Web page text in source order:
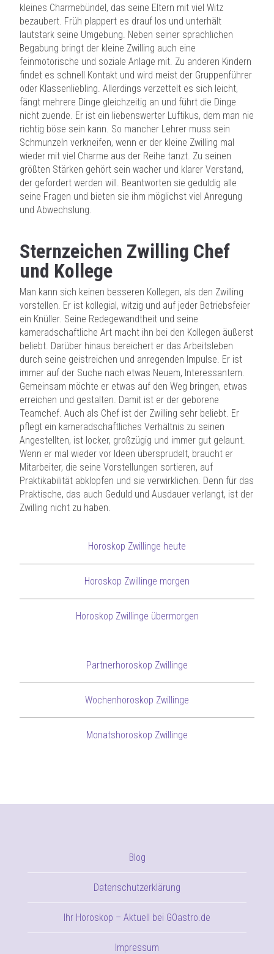
kleines Charmebündel, das seine Eltern mit viel Witz
bezaubert. Früh plappert es drauf los und unterhält
lautstark seine Umgebung. Neben seiner sprachlichen
Begabung bringt der kleine Zwilling auch eine
feinmotorische und soziale Anlage mit. Zu anderen Kindern
findet es schnell Kontakt und wird meist der Gruppenführer
oder Klassenliebling. Allerdings verzettelt es sich leicht,
fängt mehrere Dinge gleichzeitig an und führt die Dinge
nicht zuende. Er ist ein liebenswerter Luftikus, dem man nie
richtig böse sein kann. So mancher Lehrer muss sein
Schmunzeln verkneifen, wenn er der kleine Zwilling mal
wieder mit viel Charme aus der Reihe tanzt. Zu seinen
größten Stärken gehört sein wacher und klarer Verstand,
der gefordert werden will. Beantworten sie geduldig alle
seine Fragen und bieten sie ihm möglichst viel Anregung
und Abwechslung.
Sternzeichen Zwilling Chef
und Kollege
Man kann sich keinen besseren Kollegen, als den Zwilling
vorstellen. Er ist kollegial, witzig und auf jeder Betriebsfeier
ein Knüller. Seine Redegewandtheit und seine
kameradschaftliche Art macht ihn bei den Kollegen äußerst
beliebt. Darüber hinaus bereichert er das Arbeitsleben
durch seine geistreichen und anregenden Impulse. Er ist
immer auf der Suche nach etwas Neuem, Interessantem.
Gemeinsam möchte er etwas auf den Weg bringen, etwas
erreichen und gestalten. Damit ist er der geborene
Teamchef. Auch als Chef ist der Zwilling sehr beliebt. Er
pflegt ein kameradschaftliches Verhältnis zu seinen
Angestellten, ist locker, großzügig und immer gut gelaunt.
Wenn er mal wieder vor Ideen übersprudelt, braucht er
Mitarbeiter, die seine Vorstellungen sortieren, auf
Praktikabilität abklopfen und sie verwirklichen. Denn für das
Praktische, das auch Geduld und Ausdauer verlangt, ist der
Zwilling nicht zu haben.
Horoskop Zwillinge heute
Horoskop Zwillinge morgen
Horoskop Zwillinge übermorgen
Partnerhoroskop Zwillinge
Wochenhoroskop Zwillinge
Monatshoroskop Zwillinge
Blog
Datenschutzerklärung
Ihr Horoskop – Aktuell bei GOastro.de
Impressum